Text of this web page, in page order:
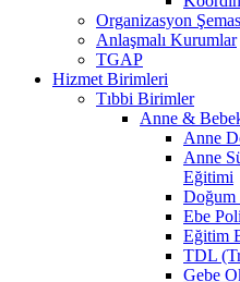
Organizasyon
Anlaşmalı Kurumlar
TGAP
Hizmet Birimleri
Tıbbi Birimler
Anne &
Anne
Anne
Eğitimi
Doğum
Ebe
Eğitim
TDL
Gebe